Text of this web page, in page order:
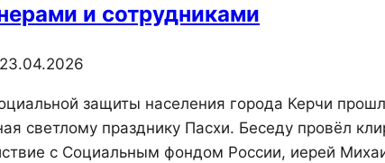
и сотрудниками
23.04.2026
защиты населения города Керчи
светлому празднику Пасхи. Беседу провёл
с Социальным фондом России, иерей